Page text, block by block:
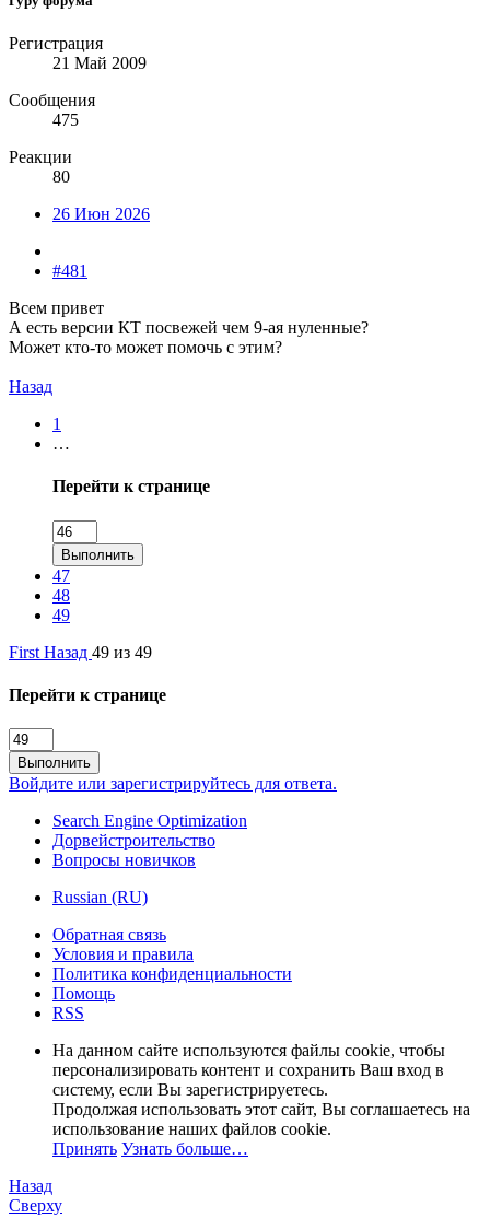
Регистрация
21 Май 2009
Сообщения
475
Реакции
80
26 Июн 2026
#481
Всем привет
А есть версии КТ посвежей чем 9-ая нуленные?
Может кто-то может помочь с этим?
Назад
1
…
Перейти к странице
Выполнить
47
48
49
First Назад 49 из 49
Перейти к странице
Выполнить
Войдите или зарегистрируйтесь для ответа.
Search Engine Optimization
Дорвейстроительство
Вопросы новичков
Russian (RU)
Обратная связь
Условия и правила
Политика конфиденциальности
Помощь
RSS
На данном сайте используются файлы cookie, чтобы
персонализировать контент и сохранить Ваш вход в
систему, если Вы зарегистрируетесь.
Продолжая использовать этот сайт, Вы соглашаетесь на
использование наших файлов cookie.
Принять Узнать больше…
Назад
Сверху